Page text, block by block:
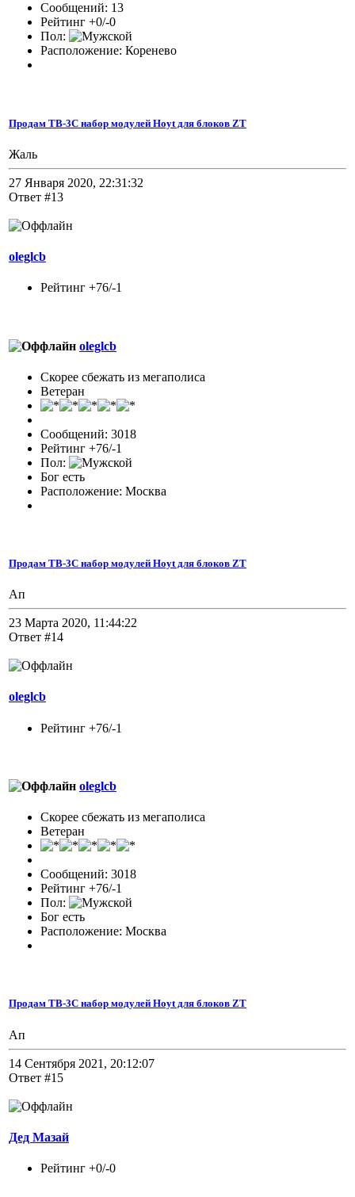
Сообщений: 13
Рейтинг +0/-0
Пол:
Расположение: Коренево
Продам TB-3C набор модулей Hoyt для блоков ZT
Жаль
27 Января 2020, 22:31:32
Ответ #13
oleglcb
Рейтинг +76/-1
oleglcb
Скорее сбежать из мегаполиса
Ветеран
Сообщений: 3018
Рейтинг +76/-1
Пол:
Бог есть
Расположение: Москва
Продам TB-3C набор модулей Hoyt для блоков ZT
Ап
23 Марта 2020, 11:44:22
Ответ #14
oleglcb
Рейтинг +76/-1
oleglcb
Скорее сбежать из мегаполиса
Ветеран
Сообщений: 3018
Рейтинг +76/-1
Пол:
Бог есть
Расположение: Москва
Продам TB-3C набор модулей Hoyt для блоков ZT
Ап
14 Сентября 2021, 20:12:07
Ответ #15
Дед Мазай
Рейтинг +0/-0